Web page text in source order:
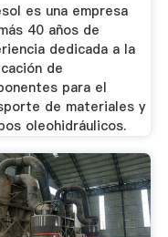
es una empresa
40 años de
dedicada a la
de
para el
de materiales y
oleohidráulicos.